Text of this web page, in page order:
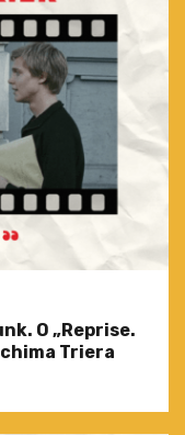
O „Reprise.
Triera